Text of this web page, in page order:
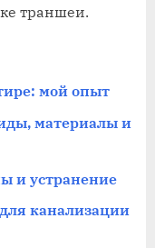
траншеи.
мой опыт
материалы и
и устранение
канализации